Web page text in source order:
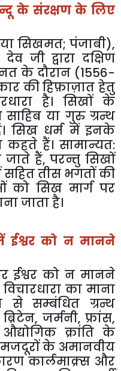
के संरक्षण के लिए
सिखमत; पंजाबी),
जी द्वारा दक्षिण
के दौरान (1556-
की हिफ़ाज़ात हेतु
है। सिखों के
साहिब या गुरु ग्रन्थ
सिख धर्म में इनके
कहते हैं। सामान्यत:
हैं, परन्तु सिखों
तीस भगतों की
को सिख मार्ग पर
जाता है।
को न मानने
ईश्वर को न मानने
का माना
से सम्बंधित ग्रन्थ
जर्मनी, फ्रांस,
क्रांति के
के अमानवीय
कार्लमाक्र्स और